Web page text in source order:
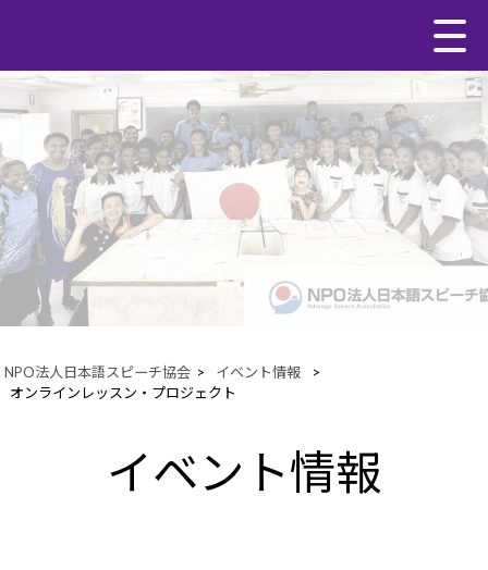
NPO法人日本語スピーチ協会 > イベント情報
>
オンラインレッスン・プロジェクト
イベント情報